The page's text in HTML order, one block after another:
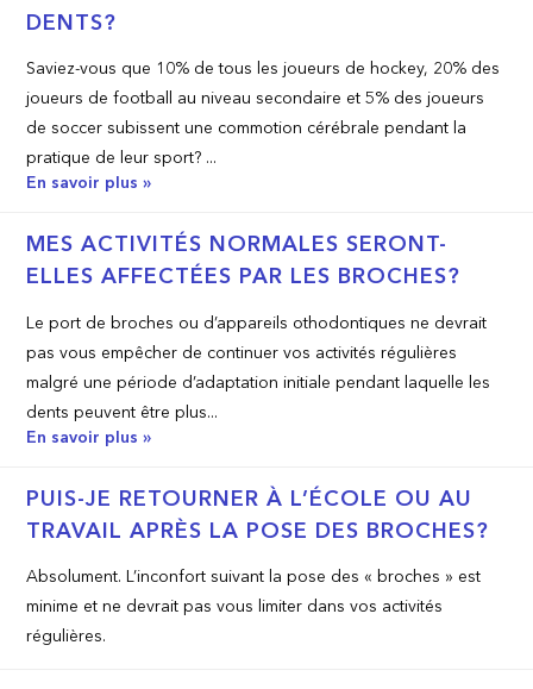
DENTS?
Saviez-vous que 10% de tous les joueurs de hockey, 20% des
joueurs de football au niveau secondaire et 5% des joueurs
de soccer subissent une commotion cérébrale pendant la
pratique de leur sport? ...
En savoir plus »
MES ACTIVITÉS NORMALES SERONT-
ELLES AFFECTÉES PAR LES BROCHES?
Le port de broches ou d’appareils othodontiques ne devrait
pas vous empêcher de continuer vos activités régulières
malgré une période d’adaptation initiale pendant laquelle les
dents peuvent être plus...
En savoir plus »
PUIS-JE RETOURNER À L’ÉCOLE OU AU
TRAVAIL APRÈS LA POSE DES BROCHES?
Absolument. L’inconfort suivant la pose des « broches » est
minime et ne devrait pas vous limiter dans vos activités
régulières.